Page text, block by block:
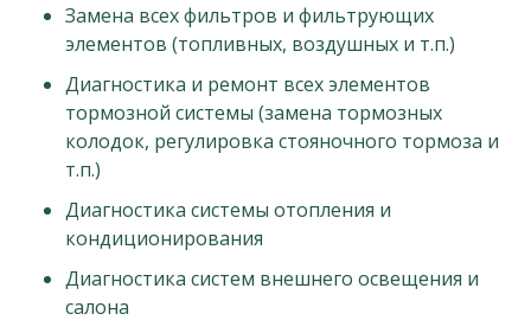
Замена всех фильтров и фильтрующих
элементов (топливных, воздушных и т.п.)
Диагностика и ремонт всех элементов
тормозной системы (замена тормозных
колодок, регулировка стояночного тормоза и
т.п.)
Диагностика системы отопления и
кондиционирования
Диагностика систем внешнего освещения и
салона